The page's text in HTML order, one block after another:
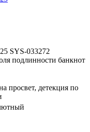
SYS-033272
подлинности банкнот
просвет, детекция по